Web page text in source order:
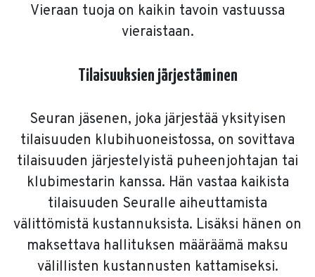
Vieraan tuoja on kaikin tavoin vastuussa
vieraistaan.
Tilaisuuksien järjestäminen
Seuran jäsenen, joka järjestää yksityisen
tilaisuuden klubihuoneistossa, on sovittava
tilaisuuden järjestelyistä puheenjohtajan tai
klubimestarin kanssa. Hän vastaa kaikista
tilaisuuden Seuralle aiheuttamista
välittömistä kustannuksista. Lisäksi hänen on
maksettava hallituksen määräämä maksu
välillisten kustannusten kattamiseksi.